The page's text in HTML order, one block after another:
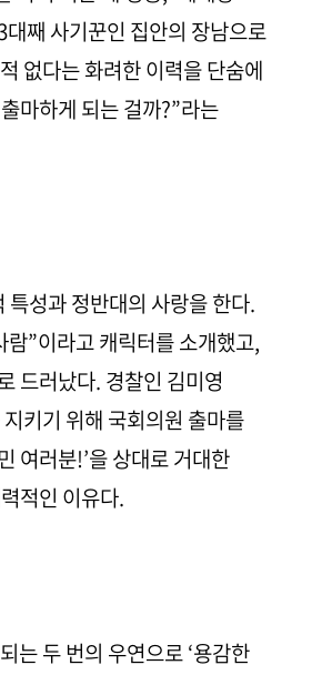
째 사기꾼인 집안의 장남으로
없다는 화려한 이력을 단숨에
마하게 되는 걸까?”라는
성과 정반대의 사랑을 한다.
”이라고 캐릭터를 소개했고,
드러났다. 경찰인 김미영
키기 위해 국회의원 출마를
여러분!’을 상대로 거대한
적인 이유다.
는 두 번의 우연으로 ‘용감한